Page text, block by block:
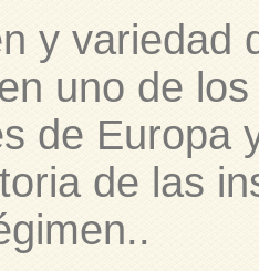
y variedad
uno de
de Europa
de las
.